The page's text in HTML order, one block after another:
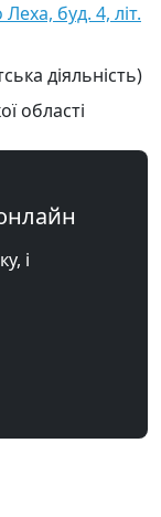
буд. 4, літ.
діяльність)
області
і